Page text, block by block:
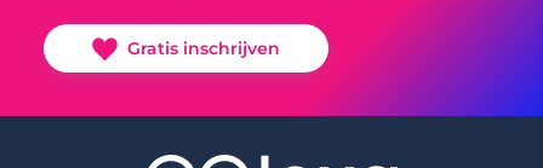
Gratis inschrijven